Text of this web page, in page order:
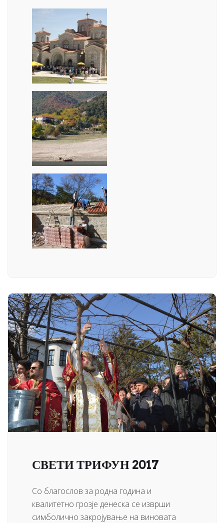
СВЕТИ ТРИФУН 2017
Со благослов за родна година и
квалитетно грозје денеска се изврши
симболично закројување на виновата